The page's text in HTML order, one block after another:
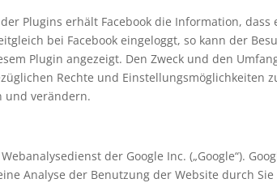
Plugins erhält Facebook die Information,
bei Facebook eingeloggt, so kann der
Plugin angezeigt. Den Zweck und den
Rechte und Einstellungsmöglichkeiten
und verändern.
der Google Inc. („Google“).
Analyse der Benutzung der Website durch